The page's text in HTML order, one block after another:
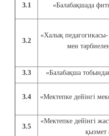
3.1 «Балабақшада
3.2
«Халық
мен
3.3 «Балабақша
3.4 «Мектепке дейінгі
3.5
«Мектепке дейінгі
қызмет